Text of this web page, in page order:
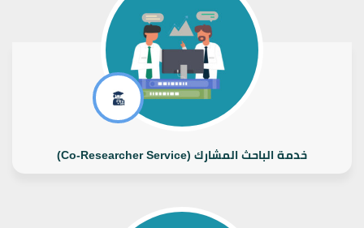
خدمة الباحث المشارك (Co-Researcher Service)